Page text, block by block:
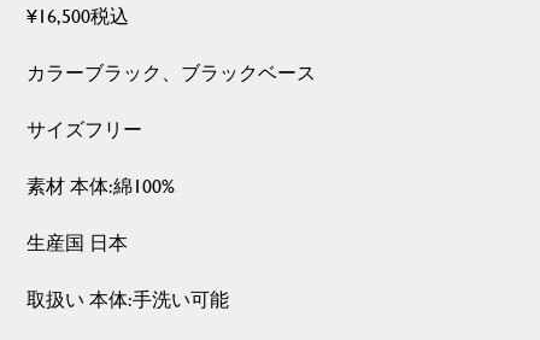
¥16,500税込
カラーブラック、ブラックベース
サイズフリー
素材 本体:綿100%
生産国 日本
取扱い 本体:手洗い可能